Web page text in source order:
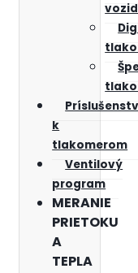
k
tlakomerom
Ventilový
program
MERANIE
PRIETOKU
A
TEPLA